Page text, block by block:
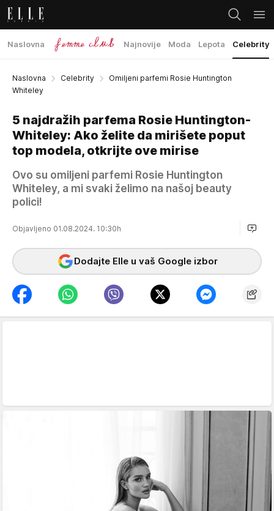
Naslovna Najnovije Moda Lepota Celebrity
Naslovna Celebrity
Omiljeni parfemi Rosie Huntington
Whiteley
5 najdražih parfema Rosie Huntington-
Whiteley: Ako želite da mirišete poput
top modela, otkrijte ove mirise
Ovo su omiljeni parfemi Rosie Huntington
Whiteley, a mi svaki želimo na našoj beauty
polici!
Objavljeno 01.08.2024. 10:30h
Dodajte Elle u vaš Google izbor